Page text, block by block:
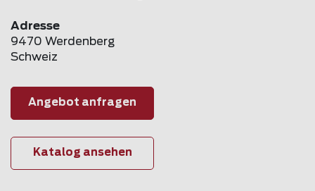
Adresse
9470 Werdenberg
Schweiz
Angebot anfragen
Katalog ansehen